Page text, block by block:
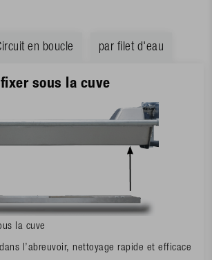
en boucle par filet d'eau
sous la cuve
la cuve
l’abreuvoir, nettoyage rapide et efficace